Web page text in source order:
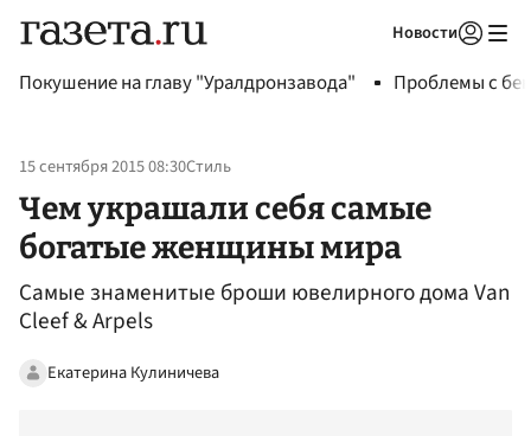
Новости
Покушение на главу "Уралдронзавода" Проблемы с
15 сентября 2015 08:30Стиль
Чем украшали себя самые
богатые женщины мира
Самые знаменитые броши ювелирного дома Van
Cleef & Arpels
Екатерина Кулиничева